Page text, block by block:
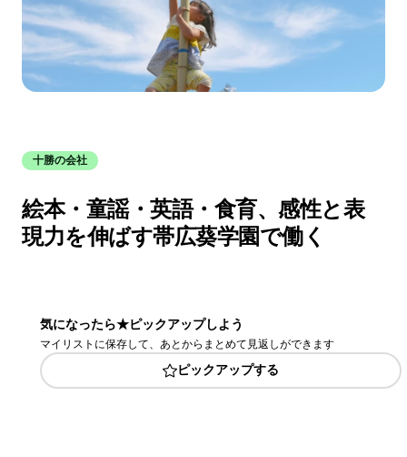
十勝の会社
絵本・童謡・英語・食育、感性と表
現力を伸ばす帯広葵学園で働く
気になったら★ピックアップしよう
マイリストに保存して、あとからまとめて見返しができます
ピックアップする